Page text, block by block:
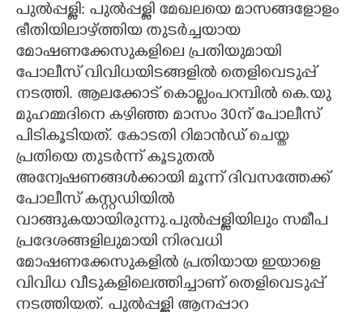
CARTOONS
LITERATURE
CONTACT US
പുൽപ്പള്ളി: പുൽപ്പള്ളി മേഖലയെ മാസങ്ങളോളം
ഭീതിയിലാഴ്ത്തിയ തുടർച്ചയായ
മോഷണക്കേസുകളിലെ പ്രതിയുമായി
പോലീസ് വിവിധയിടങ്ങളിൽ തെളിവെടുപ്പ്
നടത്തി. ആലക്കോട് കൊല്ലംപറമ്പിൽ കെ.യു
മുഹമ്മദിനെ കഴിഞ്ഞ മാസം 30ന് പോലീസ്
പിടികൂടിയത്. കോടതി റിമാൻഡ് ചെയ്ത
പ്രതിയെ തുടർന്ന് കൂടുതൽ
അന്വേഷണങ്ങൾക്കായി മൂന്ന് ദിവസത്തേക്ക്
പോലീസ് കസ്റ്റഡിയിൽ
വാങ്ങുകയായിരുന്നു.പുൽപ്പള്ളിയിലും സമീപ
പ്രദേശങ്ങളിലുമായി നിരവധി
മോഷണക്കേസുകളിൽ പ്രതിയായ ഇയാളെ
വിവിധ വീടുകളിലെത്തിച്ചാണ് തെളിവെടുപ്പ്
നടത്തിയത്. പുൽപ്പള്ളി ആനപ്പാറ